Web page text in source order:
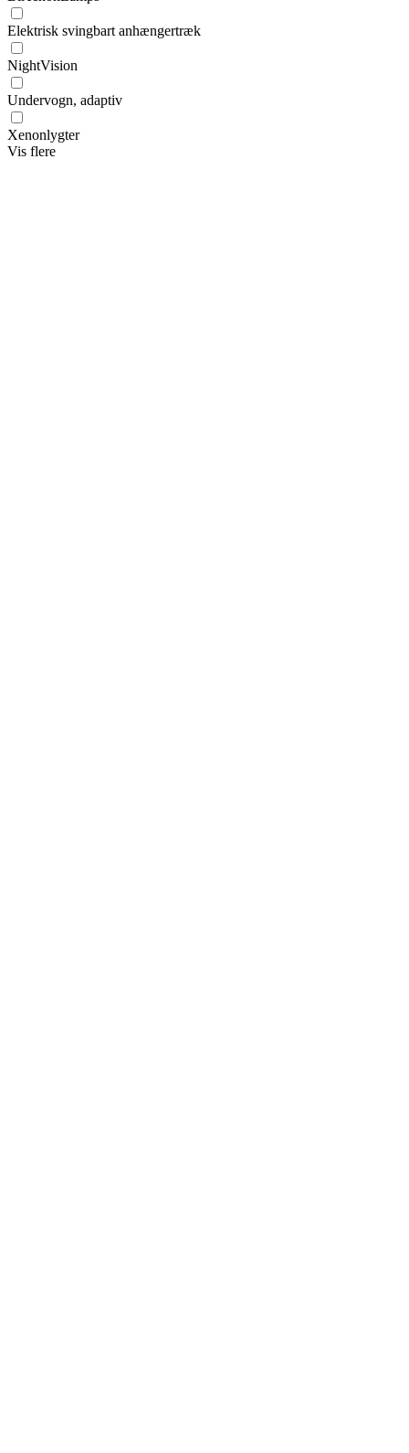
Elektrisk svingbart anhængertræk
NightVision
Undervogn, adaptiv
Xenonlygter
Vis flere